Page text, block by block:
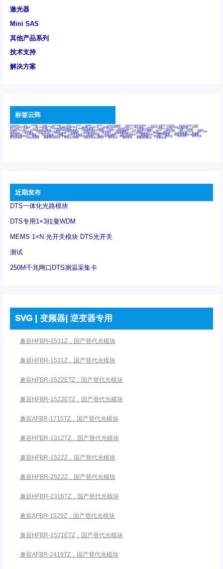
激光器
Mini SAS
其他产品系列
技术支持
解决方案
标签云阵
6Tx6Rx 8T 8T8R 24R 24T24R 24Tx 25G 48Rx 48Tx 100G光模块 400G OSFP光模块 400G QSFP112 DR4 800G DR8 OSFP
800G OSFP光模块 AD7606国产替代 AFBR-57B4APZ AFBR-1528CZ AFBR-2528CZ AOC Bypass Camera Link CWDM波分复用器 DAS
DC~4M DSS DTS DVS GYMB光纤连接器 GYM光纤连接器 HFBR-1531Z HFBR-2531Z HFBR-4501Z HFBR-4503Z HFBR-4511Z
HFBR-4513Z J599A6光纤连接器 J599A8光电连接器 J599MT光纤连接器 J599Ⅰ光电连接器 LC超短型光模块 LGA Mini SAS MT POB QSFP
QSFP+ QSFP28 QSFP28 100G光模块 QSFP28笼座 QSFP 40G QSFP笼座 RP连接器 SFF-8431 SFF-8436 SFF-8472 SFF-8654 4i SFP 10G
SFP MSA SFP笼座 Z-BLOCK 万兆交换机 交换机 光切换仪OLP 光开关 光模块笼子座子 光电探测器 光电编码器模块 光电连接器 光端机
光纤激光器 光纤跳线 光纤连接器 光耦 全国产交换机 军品级光耦 千兆交换机 国产化光模块 射频光模块 微型光模块 微型可插拔BGA光模块
微型波分复用器 探测器 收发模块光学引擎组件 机架式光纤收发器 模拟光发射模块 模拟光器件 波分复用器 测试版 激光器 特种光纤 特种光缆
百兆交换机 相机光模块 紧凑型DWDM 网管型交换机 表贴式单路光模块 通信光纤 通信光缆 铌酸锂调制器 高速线缆
近期发布
DTS一体化光路模块
DTS专用1×3拉曼WDM
MEMS 1×N 光开关模块 DTS光开关
测试
250M千兆网口DTS测温采集卡
SVG | 变频器| 逆变器专用
兼容HFBR-2531Z，国产替代光模块
兼容HFBR-1531Z，国产替代光模块
兼容HFBR-2522ETZ，国产替代光模块
兼容HFBR-1522ETZ，国产替代光模块
兼容AFBR-1715TZ，国产替代光模块
兼容HFBR-1312TZ，国产替代光模块
兼容HFBR-1522Z，国产替代光模块
兼容HFBR-2522Z，国产替代光模块
兼容HFBR-2316TZ，国产替代光模块
兼容AFBR-1529Z，国产替代光模块
兼容HFBR-1521ETZ，国产替代光模块
兼容AFBR-2419TZ，国产替代光模块